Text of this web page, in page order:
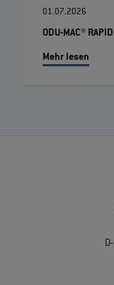
01.07.2026
ODU-MAC®
Mehr lesen